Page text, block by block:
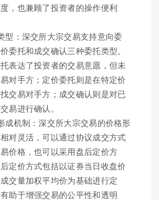
，也兼顾了投资者的操作便利
型：深交所大宗交易支持意向委
委托和成交确认三种委托类型。
表达了投资者的交易意愿，但未
对手方；定价委托则是在特定价
交易对手方；成交确认则是对已
易进行确认。
成机制：深交所大宗交易的价格形
对灵活，可以通过协议成交方式
价格，也可以采用盘后定价方
定价方式包括以证券当日收盘价
交量加权平均价为基础进行定
助于增强交易的公平性和透明